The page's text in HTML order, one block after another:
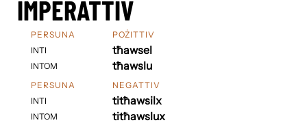
IMPERATTIV
PERSUNA
INTI
INTOM
POŻITTIV
tħawsel
tħawslu
PERSUNA
INTI
INTOM
NEGATTIV
titħawsilx
titħawslux